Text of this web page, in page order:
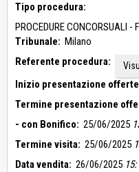
Tipo procedura:
PROCEDURE CONCORSUALI
Tribunale: Milano
Referente procedura:
Inizio presentazione
Termine presentazione
- con Bonifico: 25/06/2025
Termine visita: 25/06/2025
Data vendita: 26/06/2025